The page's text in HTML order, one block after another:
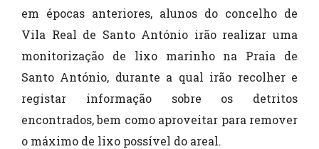
em épocas anteriores, alunos do concelho de
Vila Real de Santo António irão realizar uma
monitorização de lixo marinho na Praia de
Santo António, durante a qual irão recolher e
registar informação sobre os detritos
encontrados, bem como aproveitar para remover
o máximo de lixo possível do areal.